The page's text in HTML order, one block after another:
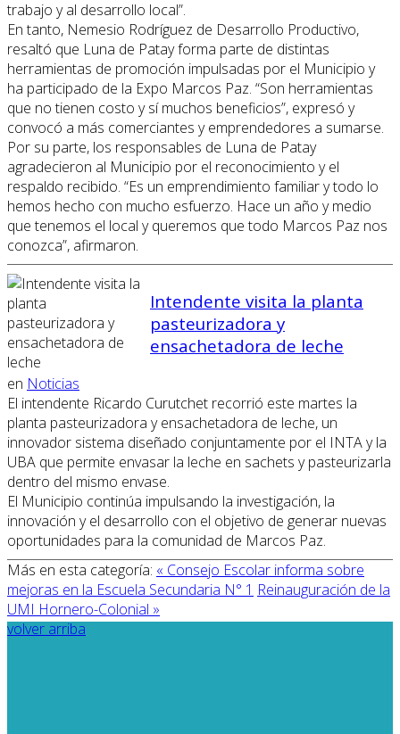
trabajo y al desarrollo local”.
En tanto, Nemesio Rodríguez de Desarrollo Productivo,
resaltó que Luna de Patay forma parte de distintas
herramientas de promoción impulsadas por el Municipio y
ha participado de la Expo Marcos Paz. “Son herramientas
que no tienen costo y sí muchos beneficios”, expresó y
convocó a más comerciantes y emprendedores a sumarse.
Por su parte, los responsables de Luna de Patay
agradecieron al Municipio por el reconocimiento y el
respaldo recibido. “Es un emprendimiento familiar y todo lo
hemos hecho con mucho esfuerzo. Hace un año y medio
que tenemos el local y queremos que todo Marcos Paz nos
conozca”, afirmaron.
Intendente visita la planta
pasteurizadora y
ensachetadora de leche
en Noticias
El intendente Ricardo Curutchet recorrió este martes la
planta pasteurizadora y ensachetadora de leche, un
innovador sistema diseñado conjuntamente por el INTA y la
UBA que permite envasar la leche en sachets y pasteurizarla
dentro del mismo envase.
El Municipio continúa impulsando la investigación, la
innovación y el desarrollo con el objetivo de generar nuevas
oportunidades para la comunidad de Marcos Paz.
Más en esta categoría: « Consejo Escolar informa sobre
mejoras en la Escuela Secundaria N° 1 Reinauguración de la
UMI Hornero-Colonial »
volver arriba